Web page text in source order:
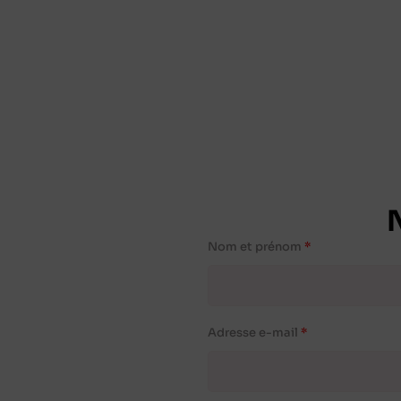
Nom et prénom
Adresse e-mail